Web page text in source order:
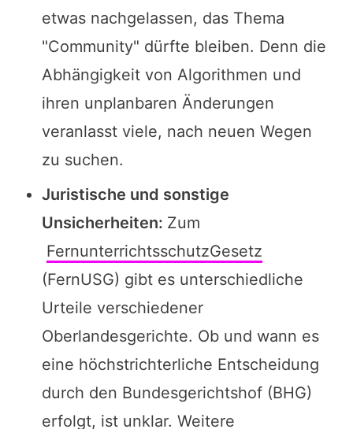
etwas nachgelassen, das Thema
"Community" dürfte bleiben. Denn die
Abhängigkeit von Algorithmen und
ihren unplanbaren Änderungen
veranlasst viele, nach neuen Wegen
zu suchen.
Juristische und sonstige
Unsicherheiten: Zum
FernunterrichtsschutzGesetz
(FernUSG) gibt es unterschiedliche
Urteile verschiedener
Oberlandesgerichte. Ob und wann es
eine höchstrichterliche Entscheidung
durch den Bundesgerichtshof (BHG)
erfolgt, ist unklar. Weitere